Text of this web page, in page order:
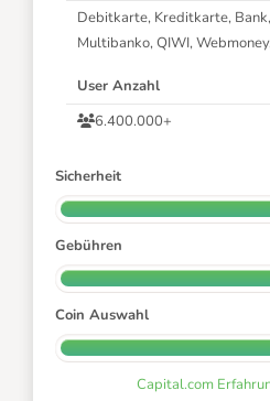
Debitkarte, Kreditkarte,
Multibanko, QIWI,
User Anzahl
6.400.000+
Sicherheit
Gebühren
Coin Auswahl
Capital.com